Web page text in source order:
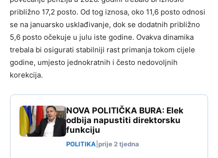
približno 17,2 posto. Od tog iznosa, oko 11,6 posto odnosi
se na januarsko usklađivanje, dok se dodatnih približno
5,6 posto očekuje u julu iste godine. Ovakva dinamika
trebala bi osigurati stabilniji rast primanja tokom cijele
godine, umjesto jednokratnih i često nedovoljnih
korekcija.
NOVA POLITIČKA BURA: Elek
odbija napustiti direktorsku
funkciju
POLITIKA prije 2 tjedna